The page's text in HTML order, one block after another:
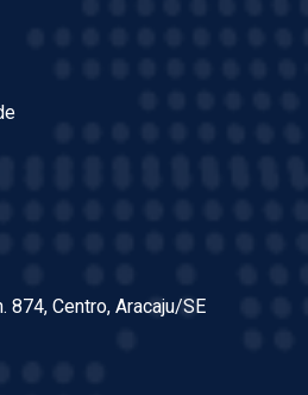
874, Centro, Aracaju/SE